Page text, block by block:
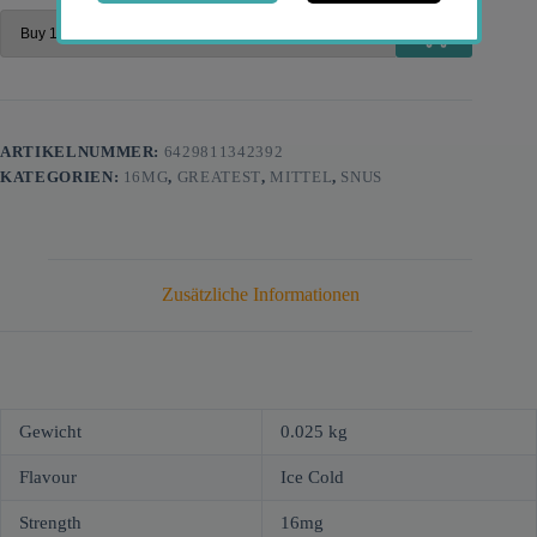
ARTIKELNUMMER: 6429811342392
KATEGORIEN: 16MG, GREATEST, MITTEL, SNUS
Zusätzliche Informationen
Gewicht 0.025 kg
Flavour Ice Cold
Strength 16mg